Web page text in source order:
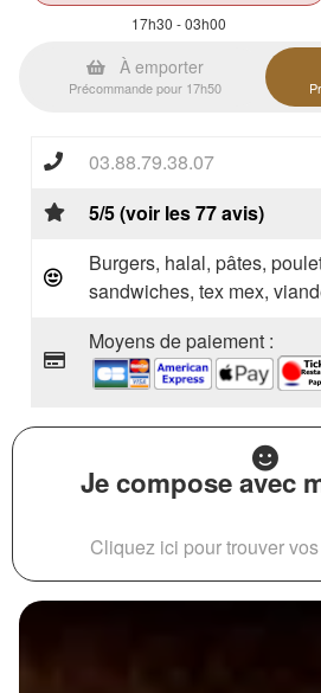
17h30 - 03h00
À emporter
Précommande pour 17h50
03.88.79.38.07
5/5 (voir les 77 avis)
Burgers, halal, pâtes,
sandwiches, tex mex,
Moyens de paiement :
Je compose avec
Cliquez ici pour trouver